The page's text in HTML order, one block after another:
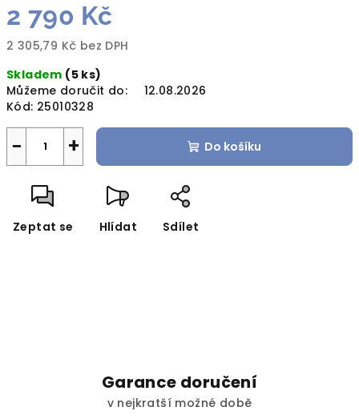
2 790 Kč
2 305,79 Kč bez DPH
cena:
Skladem (5 ks)
Můžeme doručit do:
12.08.2026
Kód: 25010328
+
− Do košíku
Zeptat se Hlídat Sdílet
Garance doručení
v nejkratší možné době